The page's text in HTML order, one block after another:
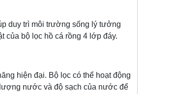
duy trì môi trường sống lý tưởng
của bộ lọc hồ cá rồng 4 lớp đáy.
hiện đại. Bộ lọc có thể hoạt động
nước và độ sạch của nước để